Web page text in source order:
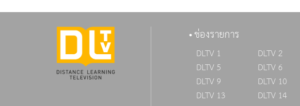
ช่องรายการ
DLTV 1 DLTV 2
DLTV 5
DLTV 6
DLTV 9
DLTV 10
DLTV 13
DLTV 14